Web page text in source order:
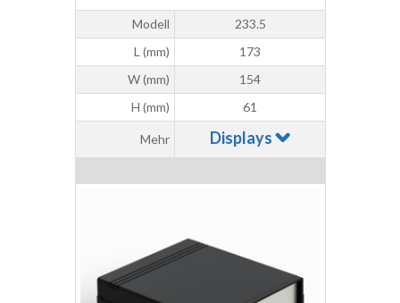
Modell
233.5
L (mm)
173
W (mm)
154
H (mm)
61
Mehr Displays